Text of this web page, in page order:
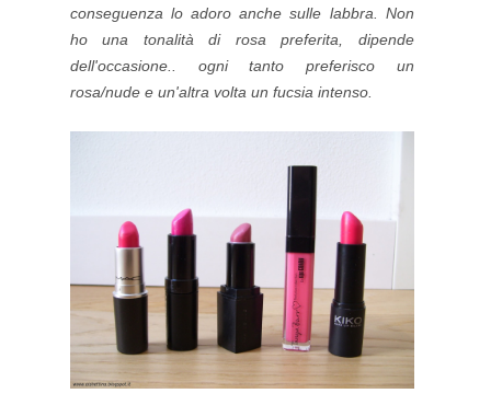
conseguenza lo adoro anche sulle labbra. Non
ho una tonalità di rosa preferita, dipende
dell'occasione.. ogni tanto preferisco un
rosa/nude e un'altra volta un fucsia intenso.